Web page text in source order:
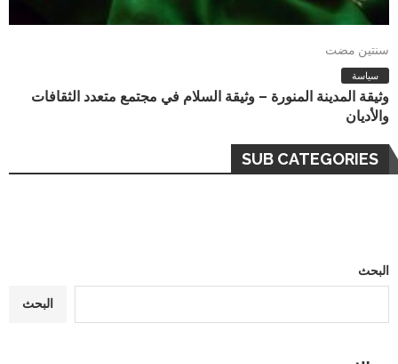
سنتين مضت
سياسة
وثيقة المدينة المنورة – وثيقة السلام في مجتمع متعدد الثقافات
والأديان
SUB CATEGORIES
البحث
البحث